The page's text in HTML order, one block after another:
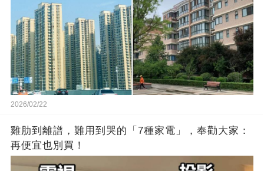
2026/02/22
雞肋到離譜，難用到哭的「7種家電」，奉勸大家：
再便宜也別買！